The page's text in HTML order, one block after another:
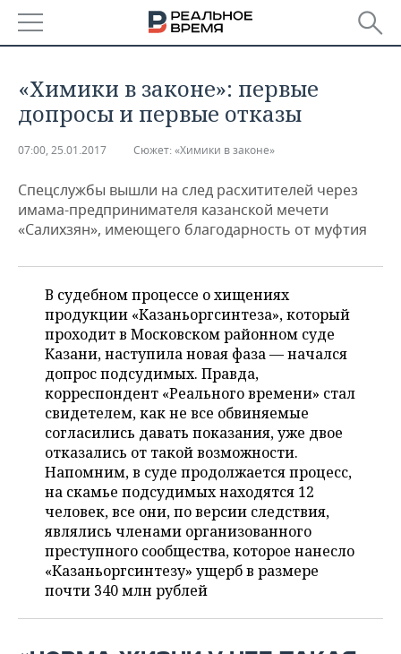
ТАТАРСТАН
УДМУРТИЯ
НОВОСТИ
АНАЛИТИКА
НОВОСТИ АНАЛИТИКИ
ДЕКЛАРАЦИИ О ДОХОДАХ
КОРОЛИ ГОСЗАКАЗА ПФО
ВУЗЫ ТАТАРСТАНА
КОМУ ПРИНАДЛЕЖАТ
ТОРГОВЫЕ ЦЕНТРЫ
ТАТАРСТАНА
ЭКОНОМИКА
НОВОСТИ ЭКОНОМИКИ
ФИНАНСЫ
БАНКИ
БЮДЖЕТ
ИНВЕСТИЦИИ
ПРОМЫШЛЕННОСТЬ
НОВОСТИ
АГРОПРОМ
МАШИНОСТРОЕНИЕ
НЕФТЕХИМИЯ
НЕФТЬ
ОПК
ЭНЕРГЕТИКА
НЕДВИЖИМОСТЬ
НОВОСТИ НЕДВИЖИМОСТИ
АВТО
НОВОСТИ АВТО
БИЗНЕС
НОВОСТИ БИЗНЕСА
РОЗНИЧНАЯ ТОРГОВЛЯ
ТРАНСПОРТ
УСЛУГИ
ТЕХНОЛОГИИ
НОВОСТИ ТЕХНОЛОГИЙ
МЕДИА
ТЕЛЕКОММУНИКАЦИИ
МЕРОПРИЯТИЯ
НОВОСТИ МЕРОПРИЯТИЙ
ВЫЕЗДНАЯ РЕДАКЦИЯ
БИЗНЕС-БРАНЧИ
ONLINE-КОНФЕРЕНЦИИ
СПОРТ
НОВОСТИ СПОРТА
ФУТБОЛ
ХОККЕЙ
ОБЩЕСТВО
НОВОСТИ ОБЩЕСТВА
ВЛАСТЬ
ФОТОГАЛЕРЕЯ
СЮЖЕТЫ
«Химики в законе»: первые
допросы и первые отказы
07:00, 25.01.2017 Сюжет: «Химики в законе»
Спецслужбы вышли на след расхитителей через
имама-предпринимателя казанской мечети
«Салихзян», имеющего благодарность от муфтия
В судебном процессе о хищениях
продукции «Казаньоргсинтеза», который
проходит в Московском районном суде
Казани, наступила новая фаза — начался
допрос подсудимых. Правда,
корреспондент «Реального времени» стал
свидетелем, как не все обвиняемые
согласились давать показания, уже двое
отказались от такой возможности.
Напомним, в суде продолжается процесс,
на скамье подсудимых находятся 12
человек, все они, по версии следствия,
являлись членами организованного
преступного сообщества, которое нанесло
«Казаньоргсинтезу» ущерб в размере
почти 340 млн рублей